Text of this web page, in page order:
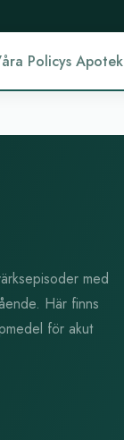
Policys Apotek
med
Här finns
för akut